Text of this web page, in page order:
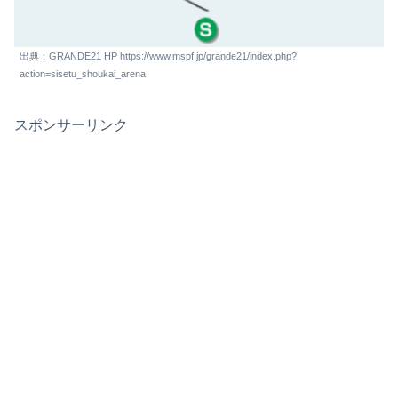
出典：GRANDE21 HP https://www.mspf.jp/grande21/index.php?
action=sisetu_shoukai_arena
スポンサーリンク